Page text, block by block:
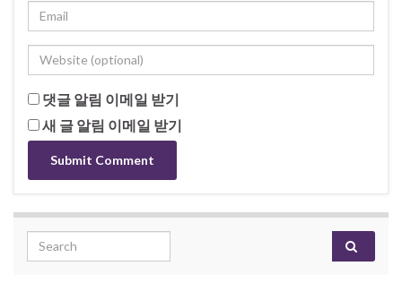
댓글 알림 이메일 받기
새 글 알림 이메일 받기
Search for: